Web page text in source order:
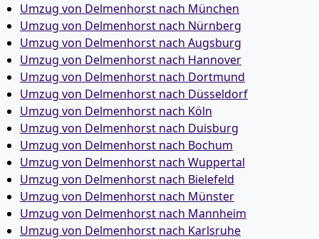
Umzug von Delmenhorst nach München
Umzug von Delmenhorst nach Nürnberg
Umzug von Delmenhorst nach Augsburg
Umzug von Delmenhorst nach Hannover
Umzug von Delmenhorst nach Dortmund
Umzug von Delmenhorst nach Düsseldorf
Umzug von Delmenhorst nach Köln
Umzug von Delmenhorst nach Duisburg
Umzug von Delmenhorst nach Bochum
Umzug von Delmenhorst nach Wuppertal
Umzug von Delmenhorst nach Bielefeld
Umzug von Delmenhorst nach Münster
Umzug von Delmenhorst nach Mannheim
Umzug von Delmenhorst nach Karlsruhe